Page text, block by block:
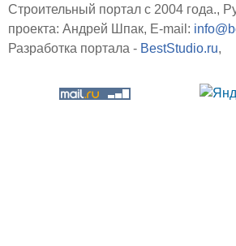
Строительный портал с 2004 года.
проекта: Андрей Шпак E-mail:
Разработка портала - BestStudio.ru